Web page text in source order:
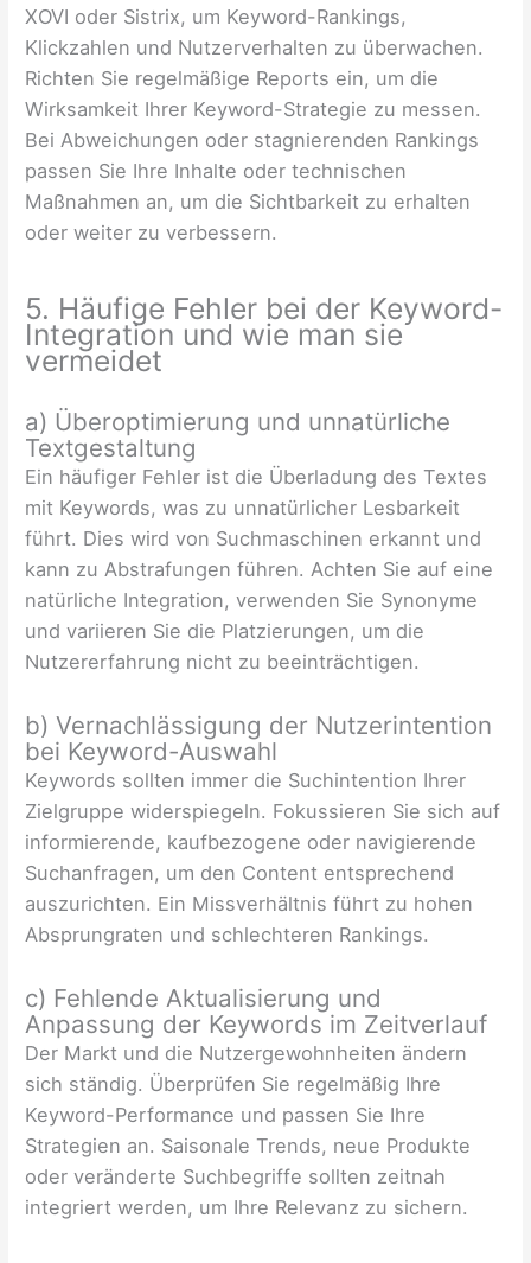
XOVI oder Sistrix, um Keyword-Rankings,
Klickzahlen und Nutzerverhalten zu überwachen.
Richten Sie regelmäßige Reports ein, um die
Wirksamkeit Ihrer Keyword-Strategie zu messen.
Bei Abweichungen oder stagnierenden Rankings
passen Sie Ihre Inhalte oder technischen
Maßnahmen an, um die Sichtbarkeit zu erhalten
oder weiter zu verbessern.
5. Häufige Fehler bei der Keyword-
Integration und wie man sie
vermeidet
a) Überoptimierung und unnatürliche
Textgestaltung
Ein häufiger Fehler ist die Überladung des Textes
mit Keywords, was zu unnatürlicher Lesbarkeit
führt. Dies wird von Suchmaschinen erkannt und
kann zu Abstrafungen führen. Achten Sie auf eine
natürliche Integration, verwenden Sie Synonyme
und variieren Sie die Platzierungen, um die
Nutzererfahrung nicht zu beeinträchtigen.
b) Vernachlässigung der Nutzerintention
bei Keyword-Auswahl
Keywords sollten immer die Suchintention Ihrer
Zielgruppe widerspiegeln. Fokussieren Sie sich auf
informierende, kaufbezogene oder navigierende
Suchanfragen, um den Content entsprechend
auszurichten. Ein Missverhältnis führt zu hohen
Absprungraten und schlechteren Rankings.
c) Fehlende Aktualisierung und
Anpassung der Keywords im Zeitverlauf
Der Markt und die Nutzergewohnheiten ändern
sich ständig. Überprüfen Sie regelmäßig Ihre
Keyword-Performance und passen Sie Ihre
Strategien an. Saisonale Trends, neue Produkte
oder veränderte Suchbegriffe sollten zeitnah
integriert werden, um Ihre Relevanz zu sichern.